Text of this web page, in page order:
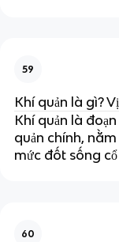
59
Khí quản là gì?
Khí quản là
quản chính,
mức đốt sống
60